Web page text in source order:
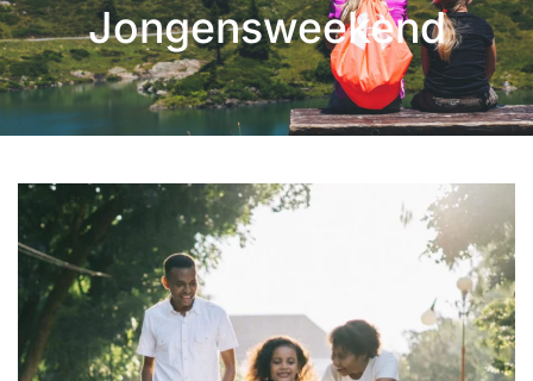
Jongensweekend